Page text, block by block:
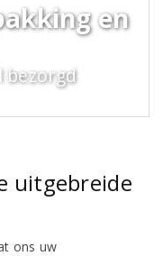
en
bezorgd
uitgebreide
ons uw